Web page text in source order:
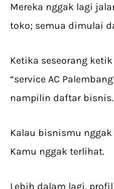
Mereka nggak lagi
toko; semua dimulai
Ketika seseorang
“service AC
nampilin daftar bisnis.
Kalau bisnismu
Kamu nggak terlihat.
Lebih dalam lagi,